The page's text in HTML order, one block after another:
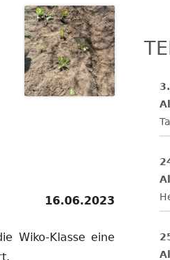
16.06.2023
Wiko-Klasse eine